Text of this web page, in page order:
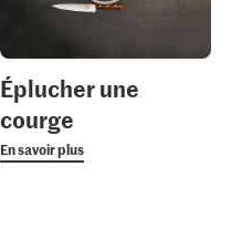
Éplucher une
courge
En savoir plus